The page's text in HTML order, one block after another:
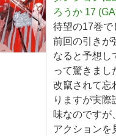
ろうか 17
待望の17巻で
前回の引きが
なると予想し
って驚きまし
改竄されて忘
りますが実際
味なのですが
アクションを